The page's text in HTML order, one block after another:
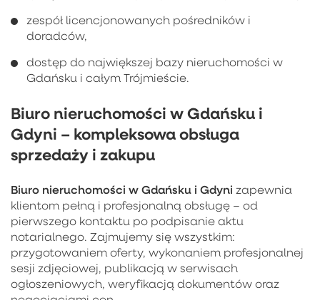
zespół licencjonowanych pośredników i
doradców,
dostęp do największej bazy nieruchomości w
Gdańsku i całym Trójmieście.
Biuro nieruchomości w Gdańsku i
Gdyni – kompleksowa obsługa
sprzedaży i zakupu
Biuro nieruchomości w Gdańsku i Gdyni zapewnia
klientom pełną i profesjonalną obsługę – od
pierwszego kontaktu po podpisanie aktu
notarialnego. Zajmujemy się wszystkim:
przygotowaniem oferty, wykonaniem profesjonalnej
sesji zdjęciowej, publikacją w serwisach
ogłoszeniowych, weryfikacją dokumentów oraz